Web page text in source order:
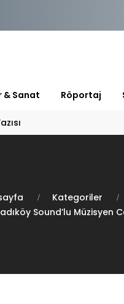
& Sanat Röportaj
Kategoriler
Sound’lu Müzisyen